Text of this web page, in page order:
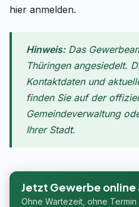
hier anmelden.
Hinweis:Das
Thüringen angesiedelt.
Kontaktdaten und
finden Sie auf der
Gemeindeverwaltung
Ihrer Stadt.
Jetzt Gewerbe online
Ohne Wartezeit, ohne